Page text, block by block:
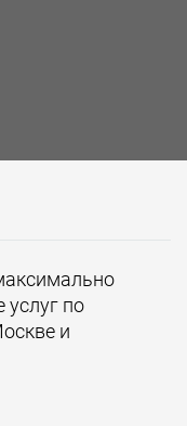
услуг по
и